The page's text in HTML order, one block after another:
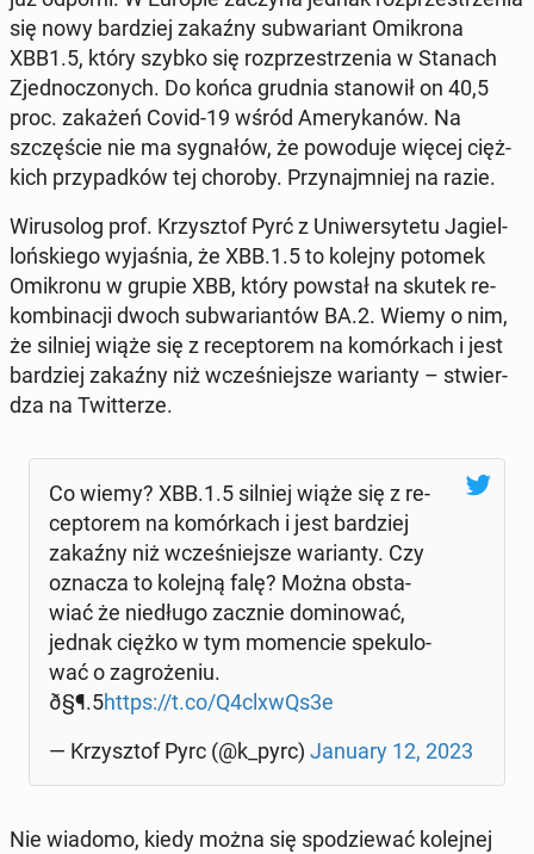
się nowy bar­dziej zakaźny sub­wa­riant Omi­kro­na
XBB1.5, który szybko się roz­prze­strze­nia w Stanach
Zjed­no­czo­nych. Do końca grudnia sta­no­wił on 40,5
proc. zakażeń Covid-19 wśród Ame­ry­ka­nów. Na
szczę­ście nie ma sy­gna­łów, że po­wo­du­je więcej cięż­
kich przy­pad­ków tej choroby. Przy­najm­niej na razie.
Wi­ru­so­log prof. Krzysz­tof Pyrć z Uni­wer­sy­te­tu Ja­giel­
loń­skie­go wy­ja­śnia, że XBB.1.5 to kolejny potomek
Omi­kro­nu w grupie XBB, który powstał na skutek re­
kom­bi­na­cji dwoch sub­wa­rian­tów BA.2. Wiemy o nim,
że silniej wiąże się z re­cep­to­rem na ko­mór­kach i jest
bar­dziej zakaźny niż wcze­śniej­sze wa­rian­ty – stwier­
dza na Twit­te­rze.
Co wiemy? XBB.1.5 silniej wiąże się z re­
cep­to­rem na ko­mór­kach i jest bar­dziej
zakaźny niż wcze­śniej­sze wa­rian­ty. Czy
oznacza to kolejną falę? Można ob­sta­
wiać że nie­dłu­go zacznie do­mi­no­wać,
jednak ciężko w tym mo­men­cie spe­ku­lo­
wać o za­gro­że­niu.
ð§¶.5https://t.co/Q4clxwQs3e
— Krzysz­tof Pyrc (@k_pyrc) January 12, 2023
Nie wiadomo, kiedy można się spo­dzie­wać ko­lej­nej